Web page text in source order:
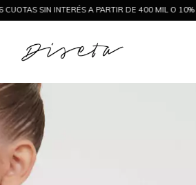
DE 400 MIL O 10% OFF TRANSFERENCIA